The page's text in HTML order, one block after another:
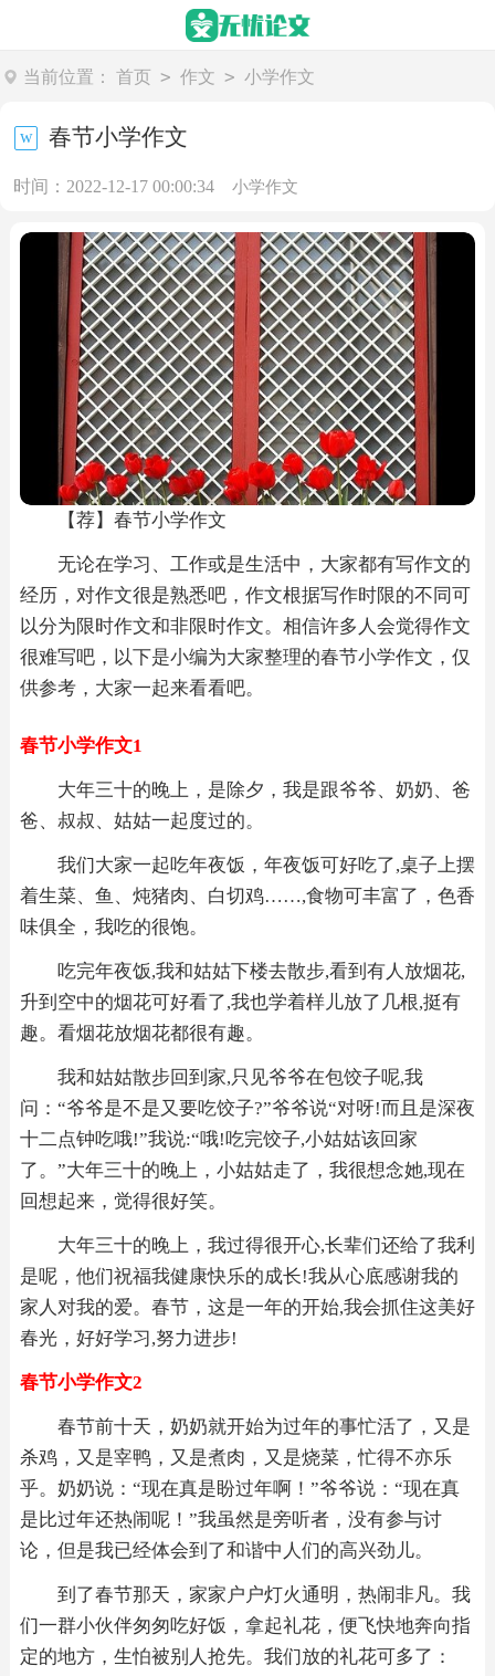
当前位置： 首页 > 作文 > 小学作文
春节小学作文
时间：2022-12-17 00:00:34 小学作文
【荐】春节小学作文
无论在学习、工作或是生活中，大家都有写作文的
经历，对作文很是熟悉吧，作文根据写作时限的不同可
以分为限时作文和非限时作文。相信许多人会觉得作文
很难写吧，以下是小编为大家整理的春节小学作文，仅
供参考，大家一起来看看吧。
春节小学作文1
大年三十的晚上，是除夕，我是跟爷爷、奶奶、爸
爸、叔叔、姑姑一起度过的。
我们大家一起吃年夜饭，年夜饭可好吃了,桌子上摆
着生菜、鱼、炖猪肉、白切鸡……,食物可丰富了，色香
味俱全，我吃的很饱。
吃完年夜饭,我和姑姑下楼去散步,看到有人放烟花,
升到空中的烟花可好看了,我也学着样儿放了几根,挺有
趣。看烟花放烟花都很有趣。
我和姑姑散步回到家,只见爷爷在包饺子呢,我
问：“爷爷是不是又要吃饺子?”爷爷说“对呀!而且是深夜
十二点钟吃哦!”我说:“哦!吃完饺子,小姑姑该回家
了。”大年三十的晚上，小姑姑走了，我很想念她,现在
回想起来，觉得很好笑。
大年三十的晚上，我过得很开心,长辈们还给了我利
是呢，他们祝福我健康快乐的成长!我从心底感谢我的
家人对我的爱。春节，这是一年的开始,我会抓住这美好
春光，好好学习,努力进步!
春节小学作文2
春节前十天，奶奶就开始为过年的事忙活了，又是
杀鸡，又是宰鸭，又是煮肉，又是烧菜，忙得不亦乐
乎。奶奶说：“现在真是盼过年啊！”爷爷说：“现在真
是比过年还热闹呢！”我虽然是旁听者，没有参与讨
论，但是我已经体会到了和谐中人们的高兴劲儿。
到了春节那天，家家户户灯火通明，热闹非凡。我
们一群小伙伴匆匆吃好饭，拿起礼花，便飞快地奔向指
定的地方，生怕被别人抢先。我们放的礼花可多了：